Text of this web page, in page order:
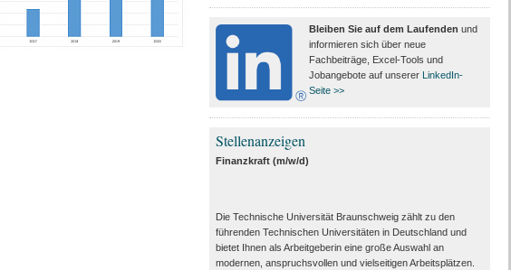
Bleiben Sie auf dem Laufenden und
informieren sich über neue
Fachbeiträge, Excel-Tools und
Jobangebote auf unserer LinkedIn-
Seite >>
Stellenanzeigen
Finanzkraft (m/w/d)
Die Technische Universität Braunschweig zählt zu den
führenden Technischen Universitäten in Deutschland und
bietet Ihnen als Arbeit­geberin eine große Auswahl an
modernen, anspruchsvollen und vielseitigen Arbeits­plätzen.